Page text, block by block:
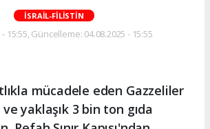
İSRAİL-FİLİSTİN
- 15:55, Güncelleme: 04.08.2025 - 15:55
mücadele eden Gazzeliler
yaklaşık 3 bin ton gıda